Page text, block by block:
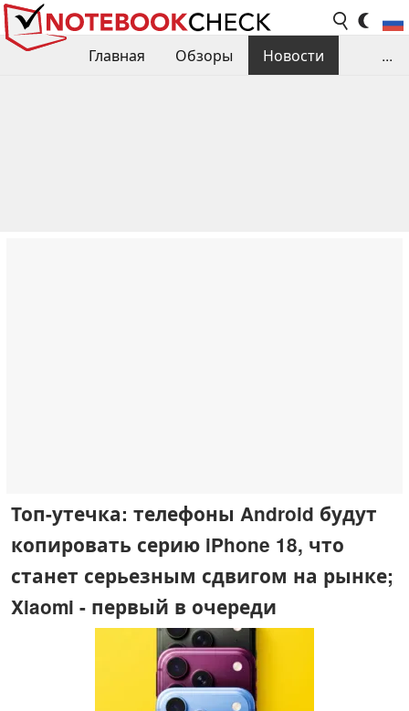
Главная Обзоры
Новости
...
Топ-утечка: телефоны Android будут
копировать серию iPhone 18, что
станет серьезным сдвигом на рынке;
Xiaomi - первый в очереди